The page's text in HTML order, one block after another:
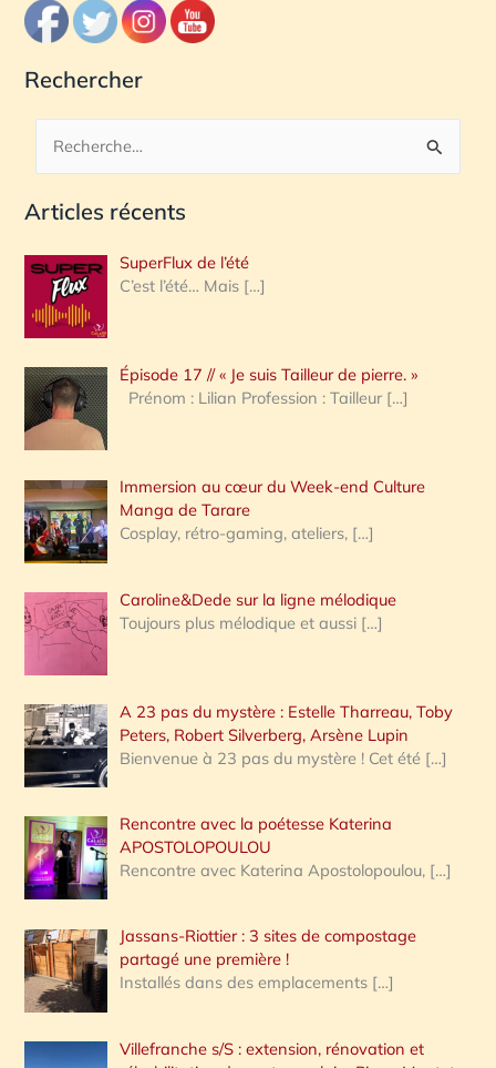
Rechercher
c
e
r
c
h
e
:
Articles récents
SuperFlux de l’été
C’est l’été… Mais […]
Épisode 17 // « Je suis Tailleur de pierre. »
Prénom : Lilian Profession : Tailleur […]
Immersion au cœur du Week-end Culture
Manga de Tarare
Cosplay, rétro-gaming, ateliers, […]
Caroline&Dede sur la ligne mélodique
Toujours plus mélodique et aussi […]
A 23 pas du mystère : Estelle Tharreau, Toby
Peters, Robert Silverberg, Arsène Lupin
Bienvenue à 23 pas du mystère ! Cet été […]
Rencontre avec la poétesse Katerina
APOSTOLOPOULOU
Rencontre avec Katerina Apostolopoulou, […]
Jassans-Riottier : 3 sites de compostage
partagé une première !
Installés dans des emplacements […]
Villefranche s/S : extension, rénovation et